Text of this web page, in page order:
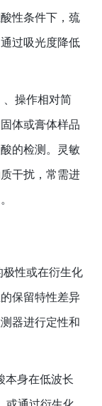
性条件下，巯
过吸光度降低
、操作相对简
体或膏体样品
的检测。灵敏
干扰，常需进
性或在衍生化
保留特性差异
器进行定性和
本身在低波长